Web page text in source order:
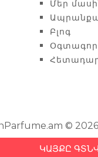
Մեր
Բլոգ
©
ԿԱՅՔԸ